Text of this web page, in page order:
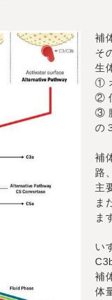
補
そ
生
①
②
③
の
補
路
主
ま
ま
い
補
体